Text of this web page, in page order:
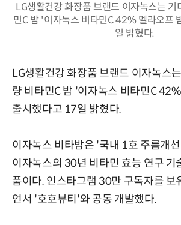
LG생활건강 화장품 브랜드 이자녹스는 기
민C 밤 '이자녹스 비타민C 42% 멜라오프
일 밝혔다.
LG생활건강 화장품 브랜드 이자녹스
량 비타민C 밤 '이자녹스 비타민C
출시했다고 17일 밝혔다.
이자녹스 비타밤은 '국내 1호 주름개
이자녹스의 30년 비타민 효능 연구 기
품이다. 인스타그램 30만 구독자를 보
언서 '호호뷰티'와 공동 개발했다.